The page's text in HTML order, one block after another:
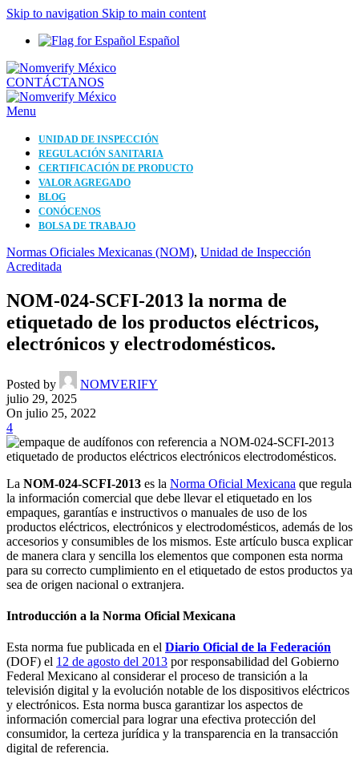
Skip to navigation Skip to main content
Español
CONTÁCTANOS
Menu
UNIDAD DE INSPECCIÓN
REGULACIÓN SANITARIA
CERTIFICACIÓN DE PRODUCTO
VALOR AGREGADO
BLOG
CONÓCENOS
BOLSA DE TRABAJO
Normas Oficiales Mexicanas (NOM), Unidad de Inspección
Acreditada
NOM-024-SCFI-2013 la norma de
etiquetado de los productos eléctricos,
electrónicos y electrodomésticos.
Posted by
NOMVERIFY
julio 29, 2025
On julio 25, 2022
4
La NOM-024-SCFI-2013 es la Norma Oficial Mexicana que regula
la información comercial que debe llevar el etiquetado en los
empaques, garantías e instructivos o manuales de uso de los
productos eléctricos, electrónicos y electrodomésticos, además de los
accesorios y consumibles de los mismos. Este artículo busca explicar
de manera clara y sencilla los elementos que componen esta norma
para su correcto cumplimiento en el etiquetado de estos productos ya
sea de origen nacional o extranjera.
Introducción a la Norma Oficial Mexicana
Esta norma fue publicada en el Diario Oficial de la Federación
(DOF) el 12 de agosto del 2013 por responsabilidad del Gobierno
Federal Mexicano al considerar el proceso de transición a la
televisión digital y la evolución notable de los dispositivos eléctricos
y electrónicos. Esta norma busca garantizar los aspectos de
información comercial para lograr una efectiva protección del
consumidor, la certeza jurídica y la transparencia en la transacción
digital de referencia.